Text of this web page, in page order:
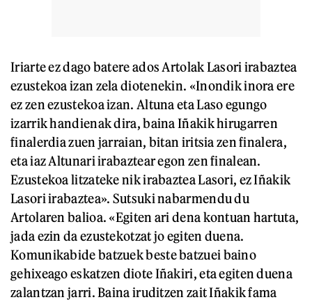
Iriarte ez dago batere ados Artolak Lasori irabaztea
ezustekoa izan zela diotenekin. «Inondik inora ere
ez zen ezustekoa izan. Altuna eta Laso egungo
izarrik handienak dira, baina Iñakik hirugarren
finalerdia zuen jarraian, bitan iritsia zen finalera,
eta iaz Altunari irabaztear egon zen finalean.
Ezustekoa litzateke nik irabaztea Lasori, ez Iñakik
Lasori irabaztea». Sutsuki nabarmendu du
Artolaren balioa. «Egiten ari dena kontuan hartuta,
jada ezin da ezustekotzat jo egiten duena.
Komunikabide batzuek beste batzuei baino
gehixeago eskatzen diote Iñakiri, eta egiten duena
zalantzan jarri. Baina iruditzen zait Iñakik fama